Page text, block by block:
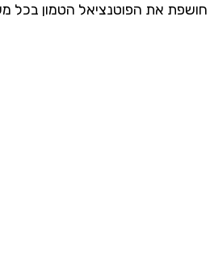
חושפת את הפוטנציאל הטמון בכל